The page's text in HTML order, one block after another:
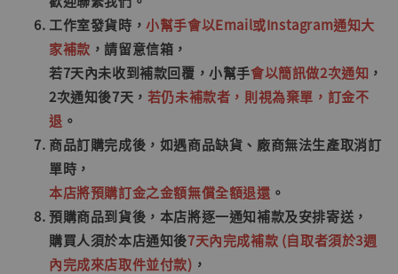
工作室發貨時，小幫手會以Email或Instagram通知大
家補款 ，請留意信箱，
若7天內未收到補款回覆，小幫手會以簡訊做2次通知 ，
2次通知後7天， 若仍未補款者，則視為棄單，訂金不
退 。
商品訂購完成後，如遇商品缺貨、廠商無法生產取消訂
單時，
本店將預購訂金之金額無償全額退還 。
預購商品到貨後，本店將逐一通知補款及安排寄送，
購買人須於本店通知後7天內完成補款 (自取者須於3週
內完成來店取件並付款) ，